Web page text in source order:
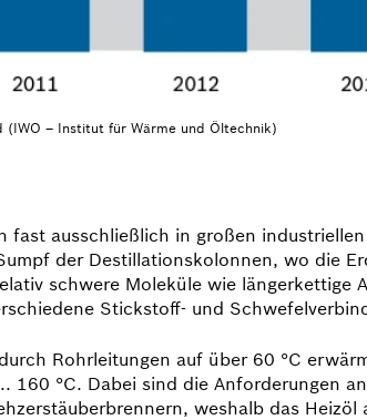
(IWO – Institut für Wärme und Öltechnik)
fast ausschließlich in großen
der Destillationskolonnen, wo die
schwere Moleküle wie längerkettige
Stickstoff- und
Rohrleitungen auf über 60 °C
160 °C. Dabei sind die Anforderungen
weshalb das